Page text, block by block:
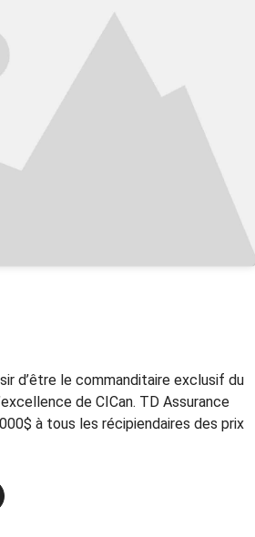
d’être le commanditaire exclusif du
de CICan. TD Assurance
à tous les récipiendaires des prix